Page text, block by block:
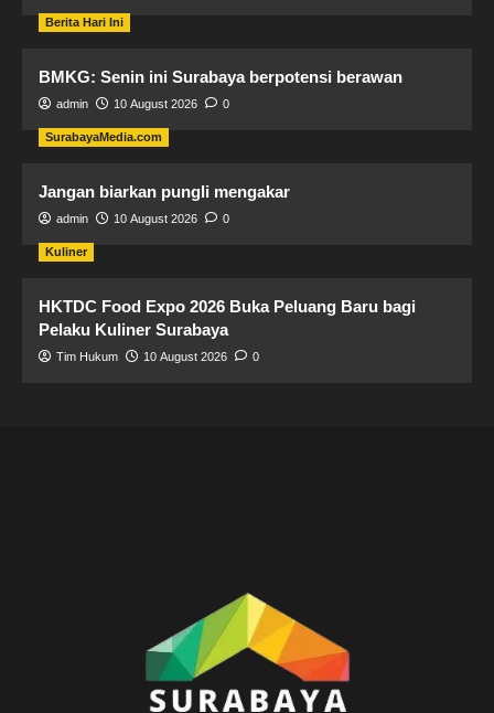
Berita Hari Ini
BMKG: Senin ini Surabaya berpotensi berawan
admin 10 August 2026 0
SurabayaMedia.com
Jangan biarkan pungli mengakar
admin 10 August 2026 0
Kuliner
HKTDC Food Expo 2026 Buka Peluang Baru bagi
Pelaku Kuliner Surabaya
Tim Hukum 10 August 2026 0